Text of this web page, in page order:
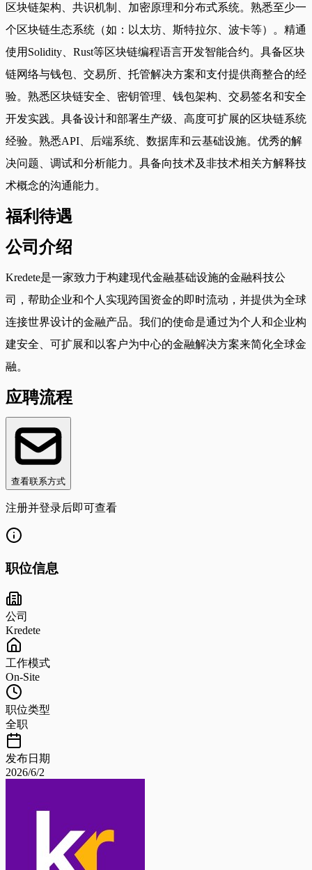
区块链架构、共识机制、加密原理和分布式系统。熟悉至少一
个区块链生态系统（如：以太坊、斯特拉尔、波卡等）。精通
使用Solidity、Rust等区块链编程语言开发智能合约。具备区块
链网络与钱包、交易所、托管解决方案和支付提供商整合的经
验。熟悉区块链安全、密钥管理、钱包架构、交易签名和安全
开发实践。具备设计和部署生产级、高度可扩展的区块链系统
经验。熟悉API、后端系统、数据库和云基础设施。优秀的解
决问题、调试和分析能力。具备向技术及非技术相关方解释技
术概念的沟通能力。
福利待遇
公司介绍
Kredete是一家致力于构建现代金融基础设施的金融科技公
司，帮助企业和个人实现跨国资金的即时流动，并提供为全球
连接世界设计的金融产品。我们的使命是通过为个人和企业构
建安全、可扩展和以客户为中心的金融解决方案来简化全球金
融。
应聘流程
查看联系方式
注册并登录后即可查看
职位信息
公司
Kredete
工作模式
On-Site
职位类型
全职
发布日期
2026/6/2